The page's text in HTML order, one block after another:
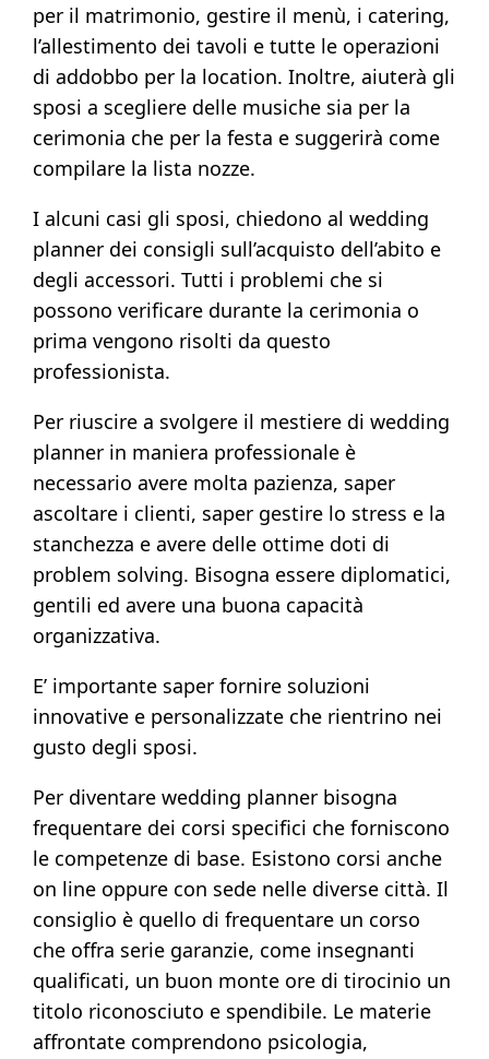
per il matrimonio, gestire il menù, i catering,
l’allestimento dei tavoli e tutte le operazioni
di addobbo per la location. Inoltre, aiuterà gli
sposi a scegliere delle musiche sia per la
cerimonia che per la festa e suggerirà come
compilare la lista nozze.
I alcuni casi gli sposi, chiedono al wedding
planner dei consigli sull’acquisto dell’abito e
degli accessori. Tutti i problemi che si
possono verificare durante la cerimonia o
prima vengono risolti da questo
professionista.
Per riuscire a svolgere il mestiere di wedding
planner in maniera professionale è
necessario avere molta pazienza, saper
ascoltare i clienti, saper gestire lo stress e la
stanchezza e avere delle ottime doti di
problem solving. Bisogna essere diplomatici,
gentili ed avere una buona capacità
organizzativa.
E’ importante saper fornire soluzioni
innovative e personalizzate che rientrino nei
gusto degli sposi.
Per diventare wedding planner bisogna
frequentare dei corsi specifici che forniscono
le competenze di base. Esistono corsi anche
on line oppure con sede nelle diverse città. Il
consiglio è quello di frequentare un corso
che offra serie garanzie, come insegnanti
qualificati, un buon monte ore di tirocinio un
titolo riconosciuto e spendibile. Le materie
affrontate comprendono psicologia,